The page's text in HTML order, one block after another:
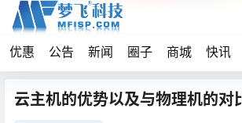
优惠 公告 新闻 圈子 商城 快讯
云主机的优势以及与物理机的对